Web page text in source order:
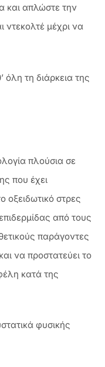
και απλώστε την
ντεκολτέ μέχρι να
τη διάρκεια της
πλούσια σε
που έχει
οξειδωτικό στρες
από τους
παράγοντες
να προστατεύει το
κατά της
φυσικής